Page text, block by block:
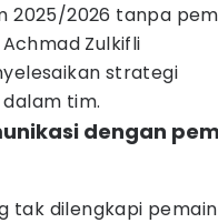
2025/2026 tanpa
Zulkifli
strategi
tim.
dengan
tak dilengkapi